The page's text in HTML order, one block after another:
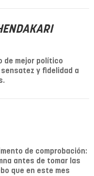
de mejor político
y fidelidad a
de comprobación:
antes de tomar las
que en este mes